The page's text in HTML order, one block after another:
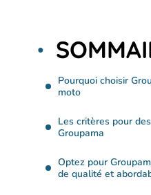
Pourquoi choisir
moto
Les critères pour
Groupama
Optez pour
de qualité et